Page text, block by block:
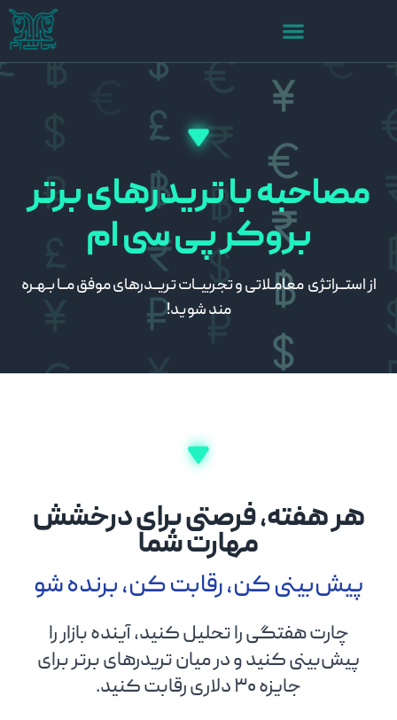
مصاحبه با تریدرهای برتر
بروکر پی سی ام
از استــراتژی معامـلاتی و تجربیــات تریــدرهای موفق مــا بـهـره
مند شوید!
هر هفته، فرصتی برای درخشش
مهارت شما
پیش‌بینی کن، رقابت کن، برنده شو
چارت هفتگی را تحلیل کنید، آینده بازار را
پیش‌بینی کنید و در میان تریدرهای برتر برای
جایزه ۳۰ دلاری رقابت کنید.